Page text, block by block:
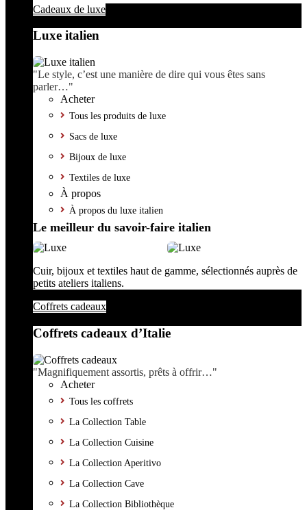
Cadeaux de luxe
Luxe italien
"Le style, c’est une manière de dire qui vous êtes sans
parler…"
Acheter
Tous les produits de luxe
Sacs de luxe
Bijoux de luxe
Textiles de luxe
À propos
À propos du luxe italien
Le meilleur du savoir-faire italien
Cuir, bijoux et textiles haut de gamme, sélectionnés auprès de
petits ateliers italiens.
Coffrets cadeaux
Coffrets cadeaux d’Italie
"Magnifiquement assortis, prêts à offrir…"
Acheter
Tous les coffrets
La Collection Table
La Collection Cuisine
La Collection Aperitivo
La Collection Cave
La Collection Bibliothèque